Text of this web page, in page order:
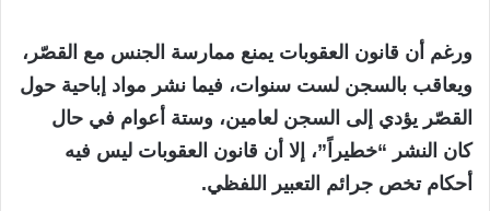
ورغم أن قانون العقوبات يمنع ممارسة الجنس مع القصّر،
ويعاقب بالسجن لست سنوات، فيما نشر مواد إباحية حول
القصّر يؤدي إلى السجن لعامين، وستة أعوام في حال
كان النشر “خطيراً”، إلا أن قانون العقوبات ليس فيه
أحكام تخص جرائم التعبير اللفظي.